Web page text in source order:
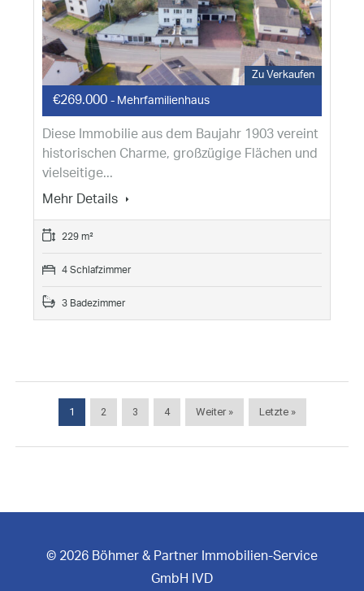
Zu Verkaufen
€269.000 - Mehrfamilienhaus
Diese Immobilie aus dem Baujahr 1903 vereint
historischen Charme, großzügige Flächen und
vielseitige...
Mehr Details
229 m²
4 Schlafzimmer
3 Badezimmer
1 2 3 4 Weiter » Letzte »
© 2026 Böhmer & Partner Immobilien-Service
GmbH IVD